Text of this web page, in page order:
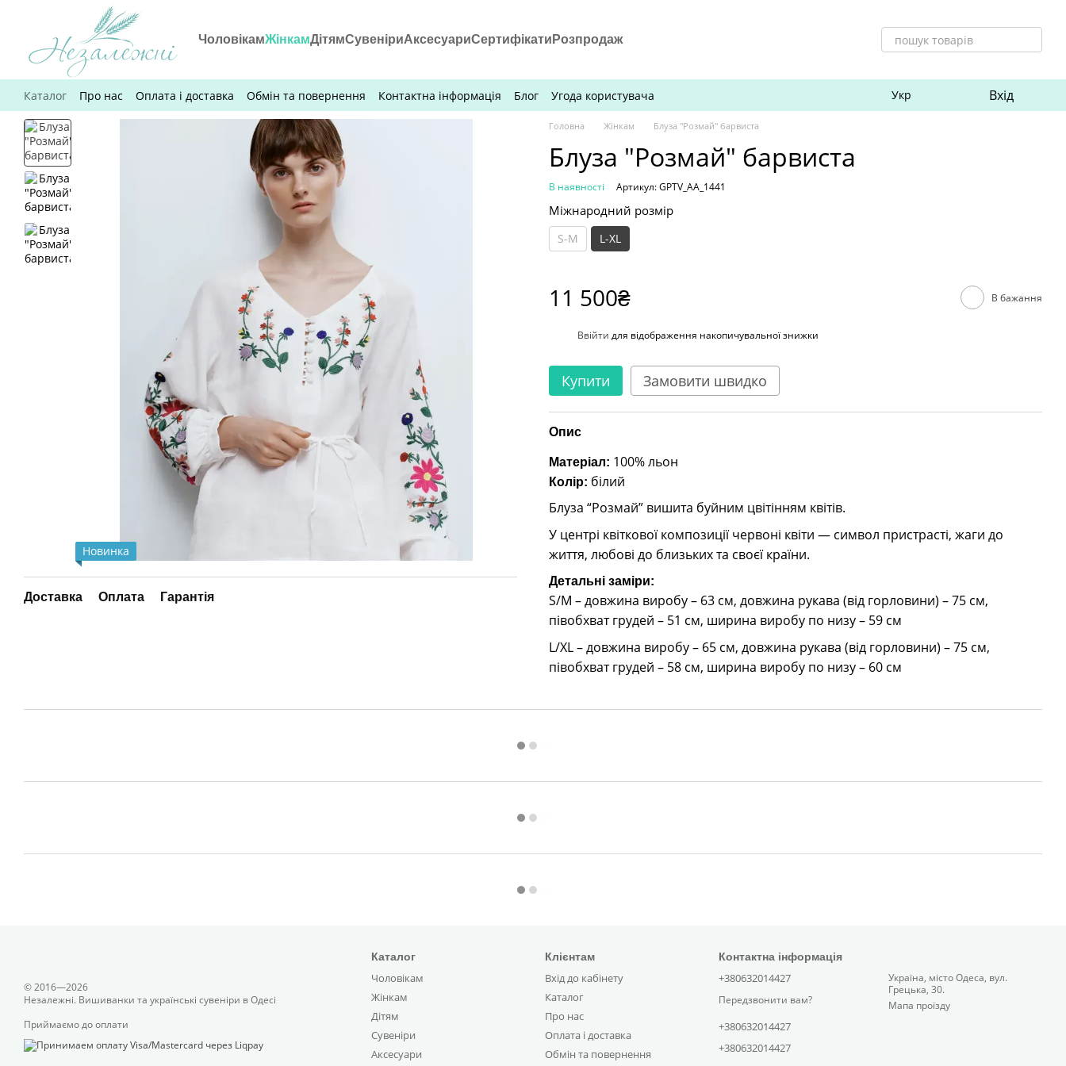
Перейти до основного контенту
ЧоловікамЖінкамДітямСувеніриАксесуариСертифікати Розпродаж
Каталог Про нас Оплата і доставка Обмін та повернення Контактна інформація Блог Угода користувача Укр Вхід
Новинка
Доставка Оплата Гарантія
Головна Жінкам Блуза "Розмай" барвиста
Блуза "Розмай" барвиста
В наявності Артикул: GPTV_AA_1441
Міжнародний розмір
S-M L-XL
11 500₴ В бажання
Ввійти для відображення накопичувальної знижки
Купити Замовити швидко
Опис
Матеріал: 100% льон
Колір: білий
Блуза “Розмай” вишита буйним цвітінням квітів.
У центрі квіткової композиції червоні квіти — символ пристрасті, жаги до
життя, любові до близьких та своєї країни.
Детальні заміри:
S/M – довжина виробу – 63 см, довжина рукава (від горловини) – 75 см,
півобхват грудей – 51 см, ширина виробу по низу – 59 см
L/XL – довжина виробу – 65 см, довжина рукава (від горловини) – 75 см,
півобхват грудей – 58 см, ширина виробу по низу – 60 см
© 2016—2026
Незалежні. Вишиванки та українські сувеніри в Одесі
Приймаємо до оплати
Каталог
Чоловікам
Жінкам
Дітям
Сувеніри
Аксесуари
Клієнтам
Вхід до кабінету
Каталог
Про нас
Оплата і доставка
Обмін та повернення
Контактна інформація
+380632014427
Передзвонити вам?
+380632014427
+380632014427
Україна, місто Одеса, вул.
Грецька, 30.
Мапа проїзду